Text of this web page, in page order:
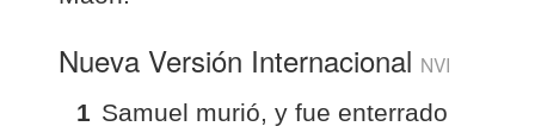
Nueva Versión Internacional NVI
1 Samuel murió, y fue enterrado